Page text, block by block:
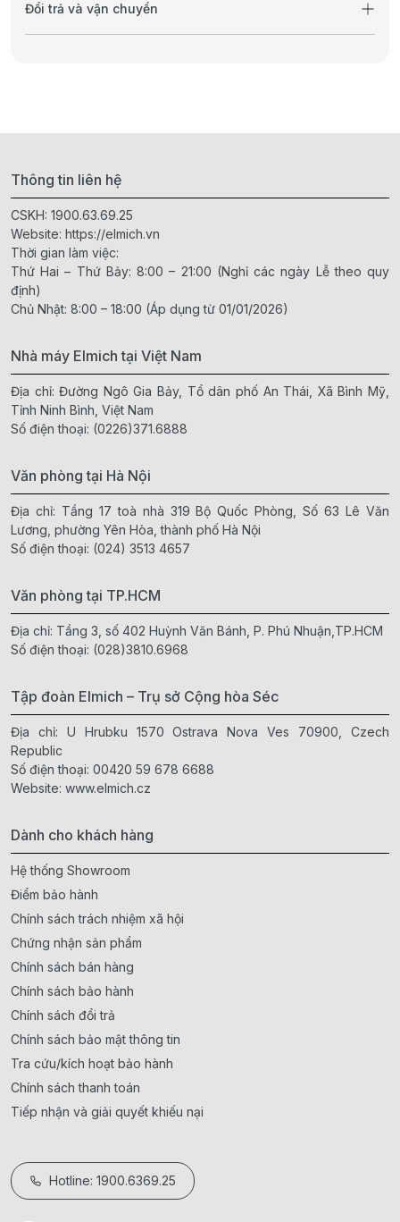
Đổi trả và vận chuyển
Thông tin liên hệ
CSKH: 1900.63.69.25
Website: https://elmich.vn
Thời gian làm việc:
Thứ Hai – Thứ Bảy: 8:00 – 21:00 (Nghỉ các ngày Lễ theo quy
định)
Chủ Nhật: 8:00 – 18:00 (Áp dụng từ 01/01/2026)
Nhà máy Elmich tại Việt Nam
Địa chỉ: Đường Ngô Gia Bảy, Tổ dân phố An Thái, Xã Bình Mỹ,
Tỉnh Ninh Bình, Việt Nam
Số điện thoại: (0226)371.6888
Văn phòng tại Hà Nội
Địa chỉ: Tầng 17 toà nhà 319 Bộ Quốc Phòng, Số 63 Lê Văn
Lương, phường Yên Hòa, thành phố Hà Nội
Số điện thoại: (024) 3513 4657
Văn phòng tại TP.HCM
Địa chỉ: Tầng 3, số 402 Huỳnh Văn Bánh, P. Phú Nhuận,TP.HCM
Số điện thoại: (028)3810.6968
Tập đoàn Elmich – Trụ sở Cộng hòa Séc
Địa chỉ: U Hrubku 1570 Ostrava Nova Ves 70900, Czech
Republic
Số điện thoại: 00420 59 678 6688
Website: www.elmich.cz
Dành cho khách hàng
Hệ thống Showroom
Điểm bảo hành
Chính sách trách nhiệm xã hội
Chứng nhận sản phẩm
Chính sách bán hàng
Chính sách bảo hành
Chính sách đổi trả
Chính sách bảo mật thông tin
Tra cứu/kích hoạt bảo hành
Chính sách thanh toán
Tiếp nhận và giải quyết khiếu nại
Hotline: 1900.6369.25